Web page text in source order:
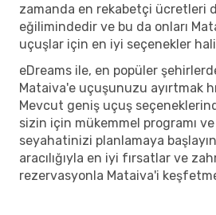
zamanda en rekabetçi ücretleri
eğilimindedir ve bu da onları
uçuşlar için en iyi seçenekler
eDreams ile, en popüler
Mataiva'e uçuşunuzu ayırtmak
Mevcut geniş uçuş
sizin için mükemmel programı
seyahatinizi planlamaya
aracılığıyla en iyi fırsatlar ve
rezervasyonla Mataiva'i